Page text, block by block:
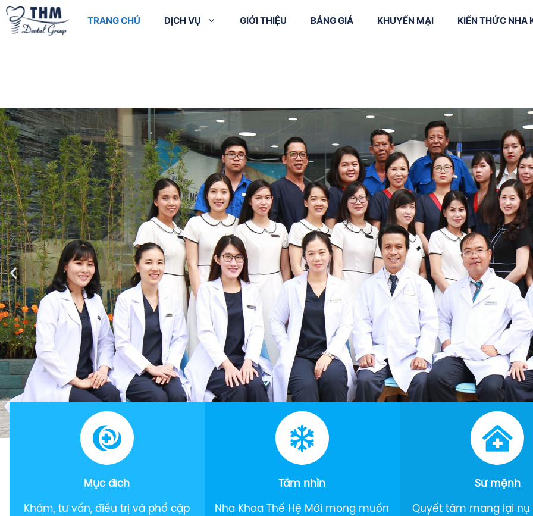
TRANG CHỦ DỊCH VỤ
bóng răng
Trám răng
Điều trị tủy
Nhổ răng người lớn
Nhổ răng khôn
Điều trị Nha chu
Phẫu thuật Nha
chu
Răng giả tháo lắp
Đính đá lên răng
Răng sứ Ni – Cr
Răng sứ Titan
Răng sứ Cr –
Coban
Răng sứ quý kim
Răng sứ Zirconia
Răng sứ Zirconia
HT
Răng sứ 3M Lava
Plus
Mặt dán sứ Veneer
Trám răng sữa
cài sứ
Niềng răng mắc
cài mặt trong
Làm dài thân
Phục hình sứ
CAD/CAM
Chỉnh nha
phần mềm
Invisalign
Máng hướng
cấy ghép
GIỚI THIỆU BẢNG GIÁ KHUYẾN MẠI KIẾN THỨC NHA
Mục đích
Khám, tư vấn, điều trị và phổ cập
Tầm nhìn
Nha Khoa Thế Hệ Mới mong muốn
Sứ mệnh
Quyết tâm mang lại nụ